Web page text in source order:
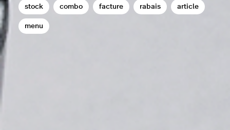
stock combo facture rabais article
menu